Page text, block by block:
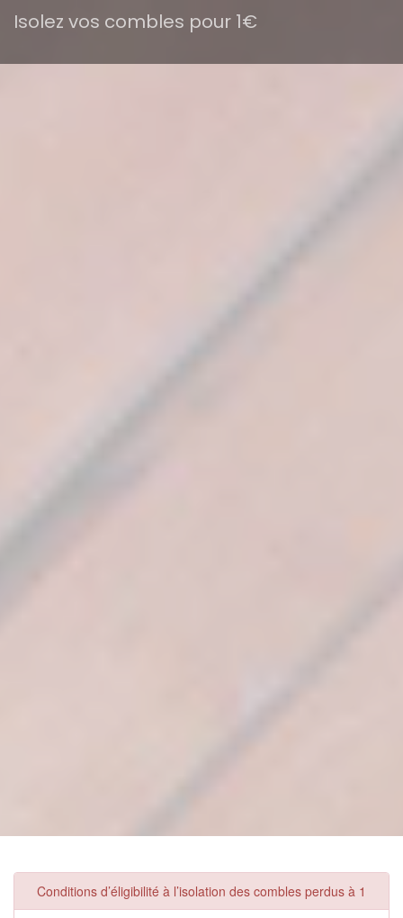
Isolez vos combles pour 1€
Conditions d’éligibilité à l’isolation des combles perdus à 1